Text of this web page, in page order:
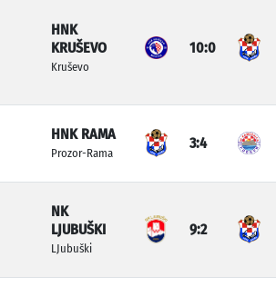
HNK
KRUŠEVO
Kruševo
10:0
HNK RAMA
Prozor-Rama
3:4
NK
LJUBUŠKI
LJubuški
9:2